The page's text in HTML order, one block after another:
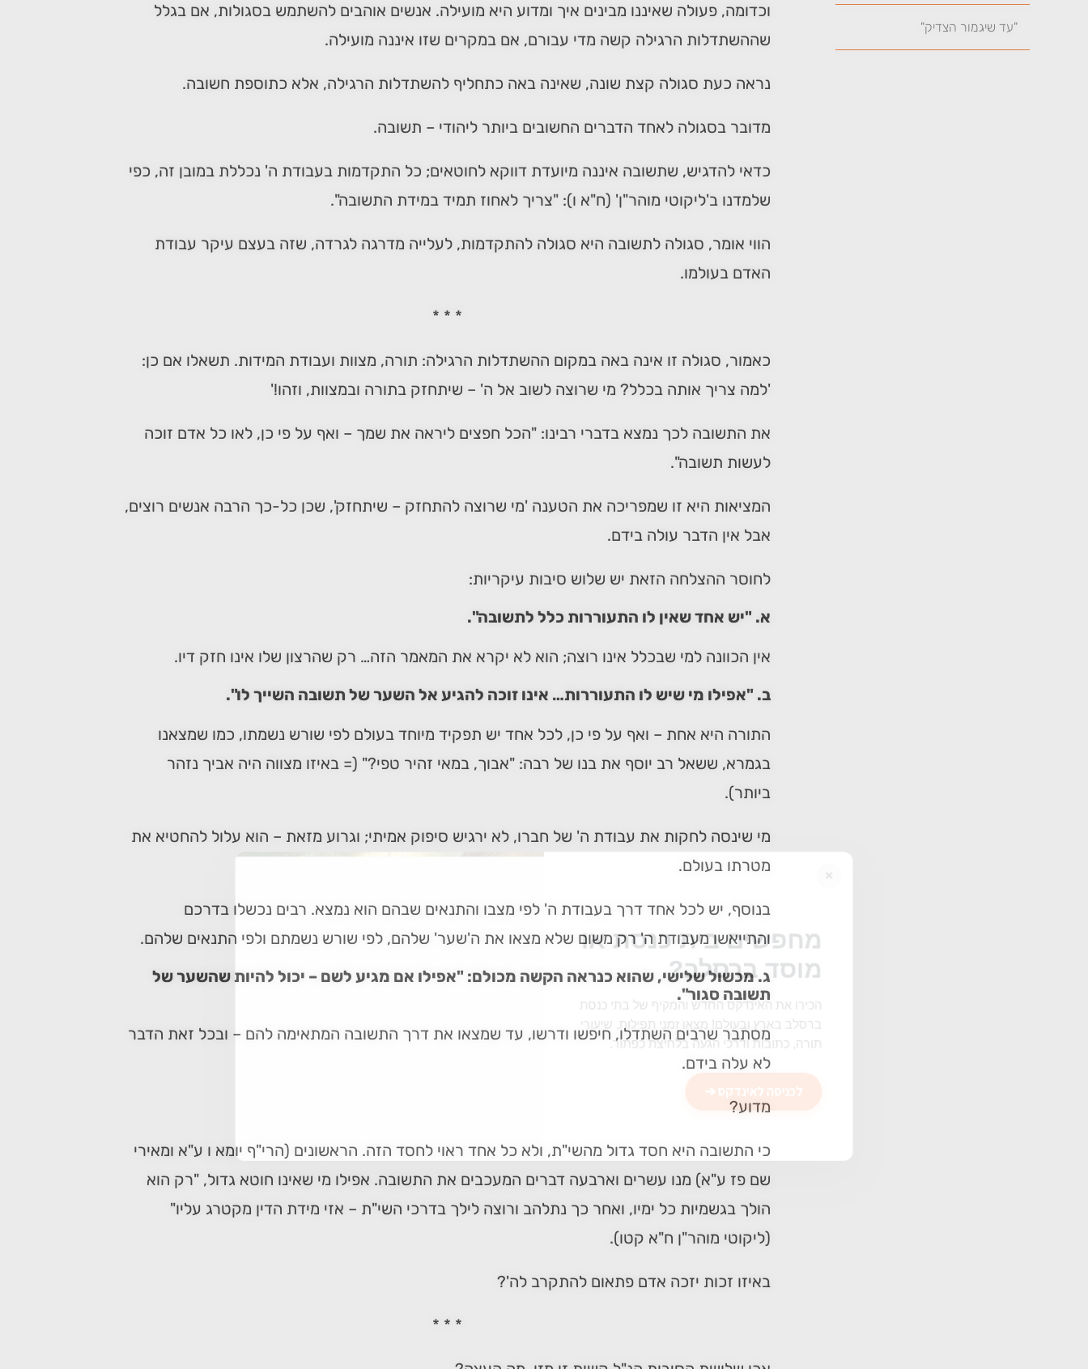
"עד שיגמור הצדיק"
וכדומה, פעולה שאיננו מבינים איך ומדוע היא מועילה. אנשים אוהבים להשתמש בסגולות, אם בגלל
שההשתדלות הרגילה קשה מדי עבורם, אם במקרים שזו איננה מועילה.
נראה כעת סגולה קצת שונה, שאינה באה כתחליף להשתדלות הרגילה, אלא כתוספת חשובה.
מדובר בסגולה לאחד הדברים החשובים ביותר ליהודי – תשובה.
כדאי להדגיש, שתשובה איננה מיועדת דווקא לחוטאים; כל התקדמות בעבודת ה' נכללת במובן זה, כפי
שלמדנו ב'ליקוטי מוהר"ן' (ח"א ו): "צריך לאחוז תמיד במידת התשובה".
הווי אומר, סגולה לתשובה היא סגולה להתקדמות, לעלייה מדרגה לגרדה, שזה בעצם עיקר עבודת
האדם בעולמו.
* * *
כאמור, סגולה זו אינה באה במקום ההשתדלות הרגילה: תורה, מצוות ועבודת המידות. תשאלו אם כן:
'למה צריך אותה בכלל? מי שרוצה לשוב אל ה' – שיתחזק בתורה ובמצוות, וזהו!'
את התשובה לכך נמצא בדברי רבינו: "הכל חפצים ליראה את שמך – ואף על פי כן, לאו כל אדם זוכה
לעשות תשובה".
המציאות היא זו שמפריכה את הטענה 'מי שרוצה להתחזק – שיתחזק', שכן כל-כך הרבה אנשים רוצים,
אבל אין הדבר עולה בידם.
לחוסר ההצלחה הזאת יש שלוש סיבות עיקריות:
א. "יש אחד שאין לו התעוררות כלל לתשובה".
אין הכוונה למי שבכלל אינו רוצה; הוא לא יקרא את המאמר הזה… רק שהרצון שלו אינו חזק דיו.
ב. "אפילו מי שיש לו התעוררות… אינו זוכה להגיע אל השער של תשובה השייך לו".
התורה היא אחת – ואף על פי כן, לכל אחד יש תפקיד מיוחד בעולם לפי שורש נשמתו, כמו שמצאנו
בגמרא, ששאל רב יוסף את בנו של רבה: "אבוך, במאי זהיר טפי?" (= באיזו מצווה היה אביך נזהר
ביותר).
מי שינסה לחקות את עבודת ה' של חברו, לא ירגיש סיפוק אמיתי; וגרוע מזאת – הוא עלול להחטיא את
מטרתו בעולם.
בנוסף, יש לכל אחד דרך בעבודת ה' לפי מצבו והתנאים שבהם הוא נמצא. רבים נכשלו בדרכם
והתייאשו מעבודת ה' רק משום שלא מצאו את ה'שער' שלהם, לפי שורש נשמתם ולפי התנאים שלהם.
ג. מכשול שלישי, שהוא כנראה הקשה מכולם: "אפילו אם מגיע לשם – יכול להיות שהשער של
תשובה סגור".
מסתבר שרבים השתדלו, חיפשו ודרשו, עד שמצאו את דרך התשובה המתאימה להם – ובכל זאת הדבר
לא עלה בידם.
מדוע?
כי התשובה היא חסד גדול מהשי"ת, ולא כל אחד ראוי לחסד הזה. הראשונים (הרי"ף יומא ו ע"א ומאירי
שם פז ע"א) מנו עשרים וארבעה דברים המעכבים את התשובה. אפילו מי שאינו חוטא גדול, "רק הוא
הולך בגשמיות כל ימיו, ואחר כך נתלהב ורוצה לילך בדרכי השי"ת – אזי מידת הדין מקטרג עליו"
(ליקוטי מוהר"ן ח"א קטו).
באיזו זכות יזכה אדם פתאום להתקרב לה'?
* * *
מחפשים בית כנסת או
מוסד ברסלב?
הכירו את האינדקס החדש והמקיף של בתי כנסת
ברסלב בארץ ובעולם! מצאו זמני תפילות, שיעורי
תורה, כתובות ודרכי הגעה בלחיצת כפתור.
לכניסה לאינדקס ➔